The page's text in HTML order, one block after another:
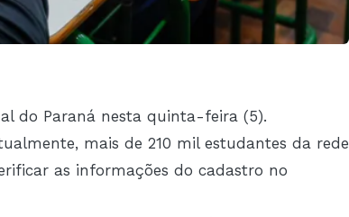
do Paraná nesta quinta-feira (5).
mais de 210 mil estudantes da rede
as informações do cadastro no